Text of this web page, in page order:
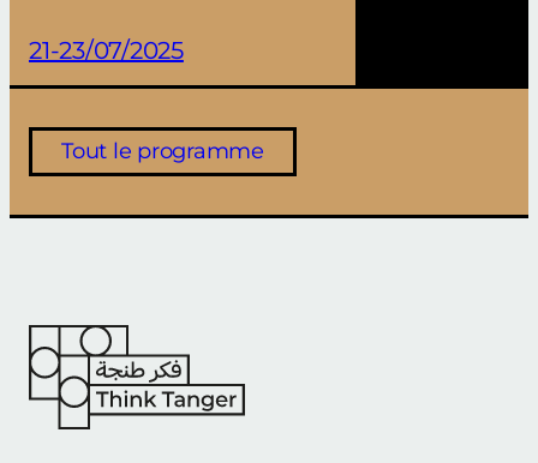
21-23/07/2025
Tout le programme